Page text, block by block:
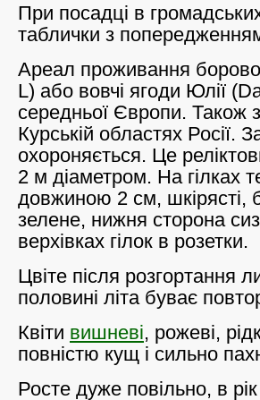
При посадці в
таблички з
Ареал проживання
L) або вовчі ягоди Юлії
середньої Європи. Також
Курській областях Росії.
охороняється. Це
2 м діаметром. На гілках
довжиною 2 см, шкірясті,
зелене, нижня сторона
верхівках гілок в розетки.
Цвіте після розгортання
половині літа буває
Квіти вишневі, рожеві,
повністю кущ і сильно
Росте дуже повільно, в